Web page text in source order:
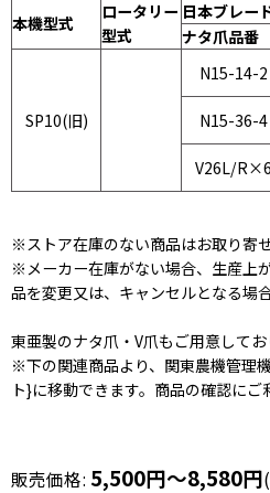
本機型式
ロータリー
型式
日本ブレー
ナタ爪品番
SP10(旧)
N15-14-2
N15-36-4
V26L/R×6
※ストア在庫のない商品はお取り寄せ
※メーカー在庫がない場合、生産上
品を変更又は、キャンセルとなる場
東亜製のナタ爪・V爪もご用意してお
※下の関連商品より、関東農機管理
ト}に移動できます。商品の確認にご
販売価格: 5,500円～8,580円